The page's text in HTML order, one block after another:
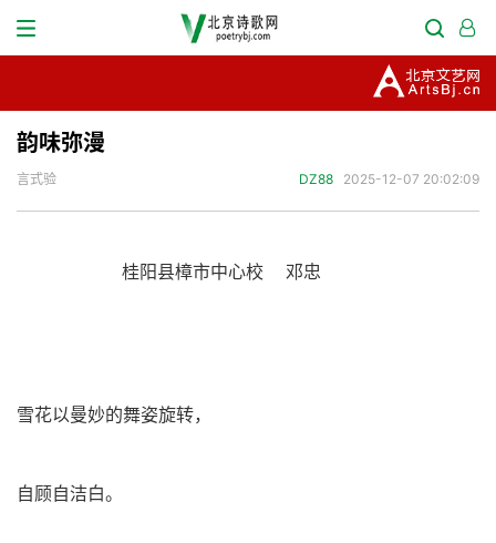
韵味弥漫
言式验 DZ88 2025-12-07 20:02:09
桂阳县樟市中心校 邓忠
雪花以曼妙的舞姿旋转，
自顾自洁白。